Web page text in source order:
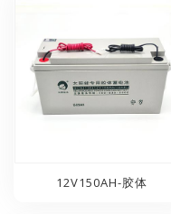
12V150AH-胶体